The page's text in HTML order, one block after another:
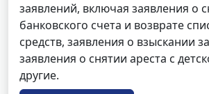
заявлений, включая заявления о
банковского счета и возврате
средств, заявления о взыскании
заявления о снятии ареста с
другие.